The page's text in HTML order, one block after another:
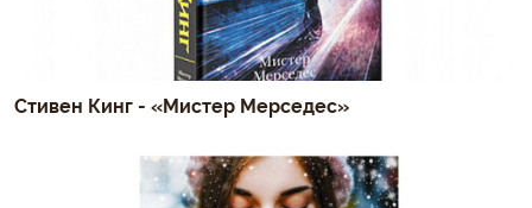
Стивен Кинг - «Мистер Мерседес»